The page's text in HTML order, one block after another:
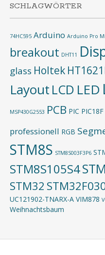
SCHLAGWÖRTER
74HC595 Arduino Arduino Pro
breakout DHT11
glass Holtek
Layout LCD LED
MSP430G2553 PCB PIC PIC18F
professionell RGB
STM8S STM8S003F3P6
STM8S105S4
STM32
UC121902-TNARX-A VIM878
Weihnachtsbaum